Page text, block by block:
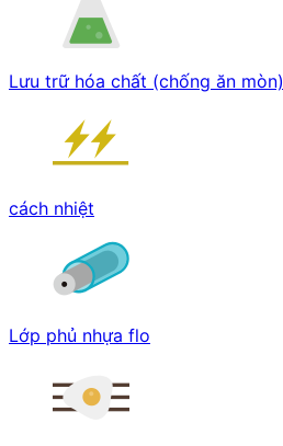
Lưu trữ hóa chất (chống ăn mòn)
cách nhiệt
Lớp phủ nhựa flo